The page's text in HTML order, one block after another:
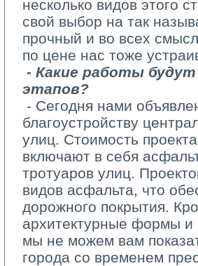
несколько видов этого
свой выбор на так
прочный и во всех
по цене нас тоже
- Какие работы
этапов?
- Сегодня нами
благоустройству
улиц. Стоимость
включают в себя
тротуаров улиц.
видов асфальта, что
дорожного покрытия.
архитектурные формы
мы не можем вам
города со временем